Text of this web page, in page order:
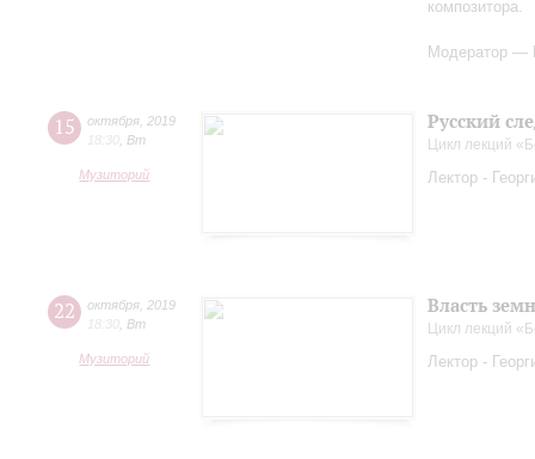
композитора.
Модератор —
15 октября 2019
18:30 Вт
Музиторий
Русский
Цикл лекций
Лектор -
22 октября 2019
18:30 Вт
Музиторий
Власть
Цикл лекций
Лектор -